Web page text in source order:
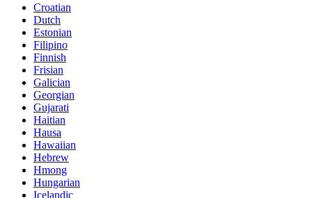
Croatian
Dutch
Estonian
Filipino
Finnish
Frisian
Galician
Georgian
Gujarati
Haitian
Hausa
Hawaiian
Hebrew
Hmong
Hungarian
Icelandic